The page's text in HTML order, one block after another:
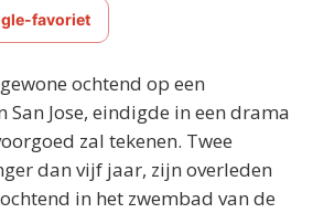
favoriet
ochtend op een
San Jose, eindigde in een drama
zal tekenen. Twee
dan vijf jaar, zijn overleden
in het zwembad van de